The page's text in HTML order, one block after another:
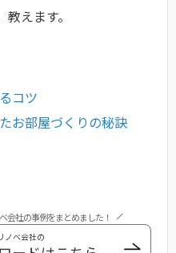
えます。
コツ
お部屋づくりの秘訣
会社の事例をまとめました！
ノベ会社の